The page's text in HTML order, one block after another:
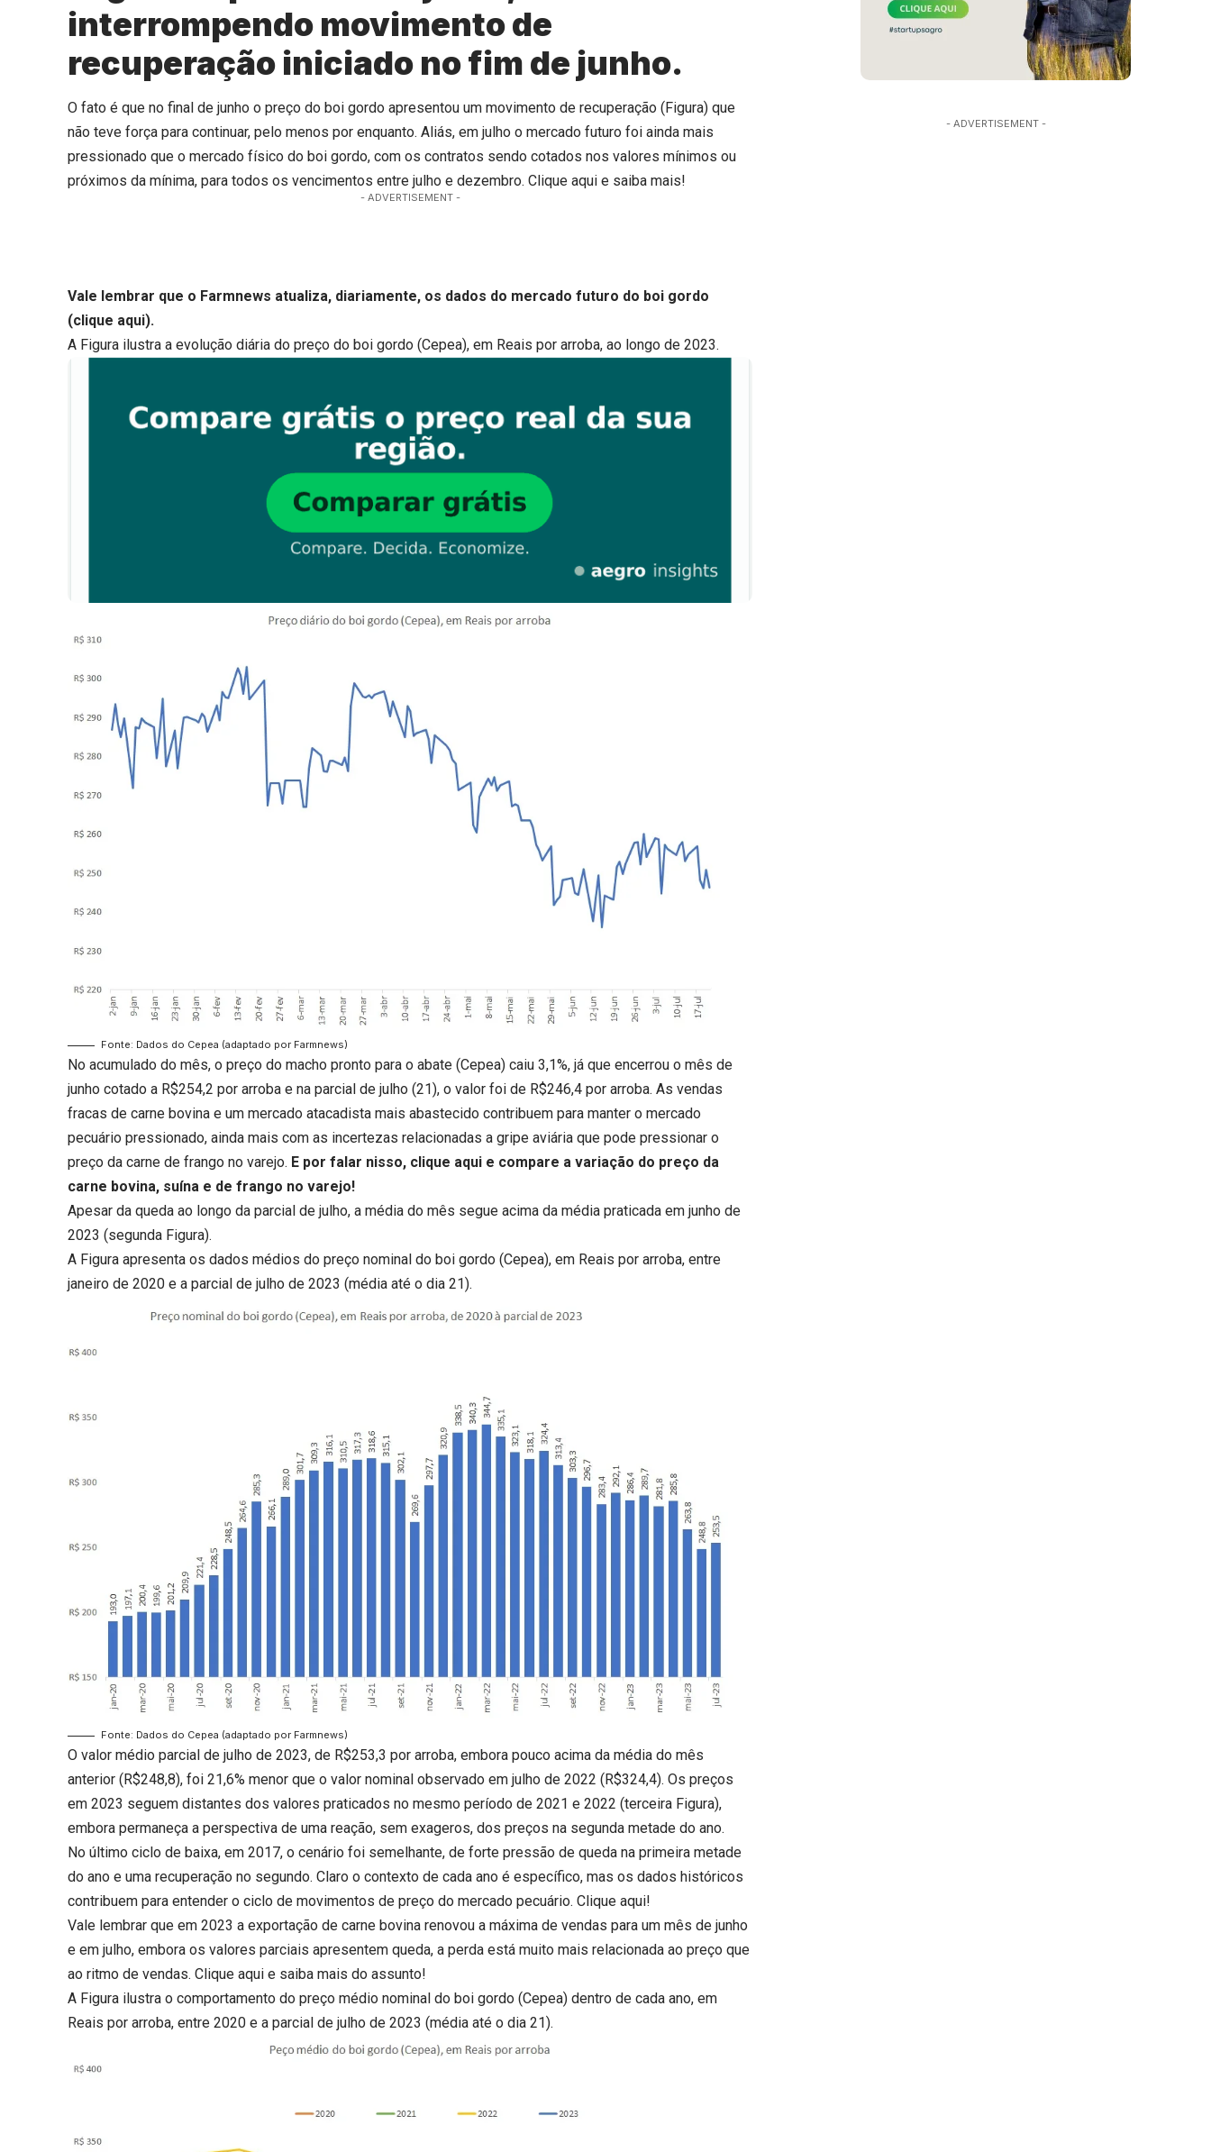
interrompendo movimento de
recuperação iniciado no fim de junho.
O fato é que no final de junho o preço do boi gordo apresentou um movimento de recuperação (Figura) que
não teve força para continuar, pelo menos por enquanto. Aliás, em julho o mercado futuro foi ainda mais
pressionado que o mercado físico do boi gordo, com os contratos sendo cotados nos valores mínimos ou
próximos da mínima, para todos os vencimentos entre julho e dezembro.Clique aqui e saiba mais!
- ADVERTISEMENT -
Vale lembrar que o Farmnews atualiza, diariamente, os dados do mercado futuro do boi gordo
(clique aqui).
A Figura ilustra a evolução diária do preço do boi gordo (Cepea), em Reais por arroba, ao longo de 2023.
Fonte: Dados do Cepea (adaptado por Farmnews)
No acumulado do mês, o preço do macho pronto para o abate (Cepea) caiu 3,1%, já que encerrou o mês de
junho cotado a R$254,2 por arroba e na parcial de julho (21), o valor foi de R$246,4 por arroba. As vendas
fracas de carne bovina e um mercado atacadista mais abastecido contribuem para manter o mercado
pecuário pressionado, ainda mais com as incertezas relacionadas a gripe aviária que pode pressionar o
preço da carne de frango no varejo. E por falar nisso, clique aqui e compare a variação do preço da
carne bovina, suína e de frango no varejo!
Apesar da queda ao longo da parcial de julho, a média do mês segue acima da média praticada em junho de
2023 (segunda Figura).
A Figura apresenta os dados médios do preço nominal do boi gordo (Cepea), em Reais por arroba, entre
janeiro de 2020 e a parcial de julho de 2023 (média até o dia 21).
Fonte: Dados do Cepea (adaptado por Farmnews)
O valor médio parcial de julho de 2023, de R$253,3 por arroba, embora pouco acima da média do mês
anterior (R$248,8), foi 21,6% menor que o valor nominal observado em julho de 2022 (R$324,4). Os preços
em 2023 seguem distantes dos valores praticados no mesmo período de 2021 e 2022 (terceira Figura),
embora permaneça a perspectiva de uma reação, sem exageros, dos preços na segunda metade do ano.
No último ciclo de baixa, em 2017, o cenário foi semelhante, de forte pressão de queda na primeira metade
do ano e uma recuperação no segundo. Claro o contexto de cada ano é específico, mas os dados históricos
contribuem para entender o ciclo de movimentos de preço do mercado pecuário.Clique aqui!
Vale lembrar que em 2023 a exportação de carne bovina renovou a máxima de vendas para um mês de junho
e em julho, embora os valores parciais apresentem queda, a perda está muito mais relacionada ao preço que
ao ritmo de vendas.Clique aqui e saiba mais do assunto!
A Figura ilustra o comportamento do preço médio nominal do boi gordo (Cepea) dentro de cada ano, em
Reais por arroba, entre 2020 e a parcial de julho de 2023 (média até o dia 21).
- ADVERTISEMENT -